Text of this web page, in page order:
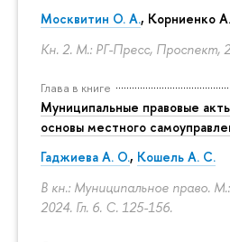
Москвитин О. А., Корниенко
Кн. 2. М.: РГ-Пресс, Проспект,
Глава в книге
Муниципальные правовые
основы местного
Гаджиева А. О., Кошель А. С.
В кн.: Муниципальное право.
2024. Гл. 6. С. 125-156.